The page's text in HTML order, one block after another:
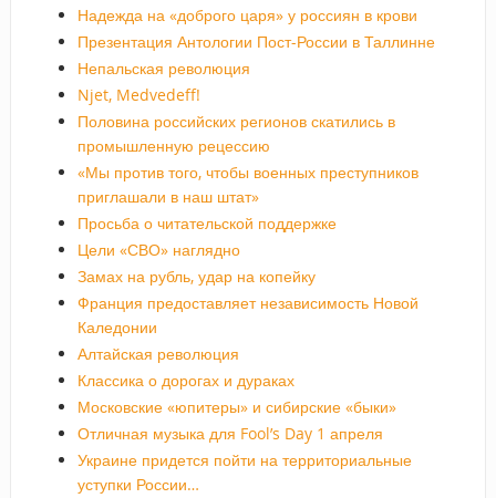
Надежда на «доброго царя» у россиян в крови
Презентация Антологии Пост-России в Таллинне
Непальская революция
Njet, Medvedeff!
Половина российских регионов скатились в
промышленную рецессию
«Мы против того, чтобы военных преступников
приглашали в наш штат»
Просьба о читательской поддержке
Цели «СВО» наглядно
Замах на рубль, удар на копейку
Франция предоставляет независимость Новой
Каледонии
Алтайская революция
Классика о дорогах и дураках
Московские «юпитеры» и сибирские «быки»
Отличная музыка для Fool’s Day 1 апреля
Украине придется пойти на территориальные
уступки России…